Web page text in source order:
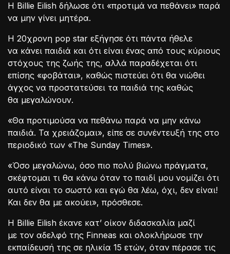
Η Billie Eilish δήλωσε ότι «προτιμά να πεθάνει» παρά
να μην γίνει μητέρα.
Η 20χρονη pop star εξήγησε ότι πάντα ήθελε
να κάνει παιδιά και ότι είναι ένας από τους κύριους
στόχους της ζωής της, αλλά παραδέχεται ότι
επίσης «φοβάται», καθώς πιστεύει ότι θα νιώθει
άγχος να προστατεύσει τα παιδιά της καθώς
θα μεγαλώνουν.
«Θα προτιμούσα να πεθάνω παρά να μην κάνω
παιδιά. Τα χρειάζομαι», είπε σε συνέντευξή της στο
περιοδικό των «The Sunday Times».
«Όσο μεγαλώνω, όσο πιο πολύ βιώνω πράγματα,
σκέφτομαι τι θα κάνω όταν το παιδί μου νομίζει ότι
αυτό είναι το σωστό και εγώ θα λέω, όχι, δεν είναι!
Και δεν θα με ακούει», πρόσθεσε.
Η Billie Eilish έκανε κατ’ οίκον διδασκαλία μαζί
με τον αδελφό της Finneas και ολοκλήρωσε την
εκπαίδευσή της σε ηλικία 15 ετών, όταν πέρασε τις